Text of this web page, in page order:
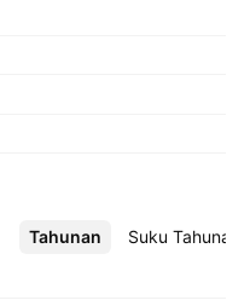
Tahunan Suku Tahunan
Lebih